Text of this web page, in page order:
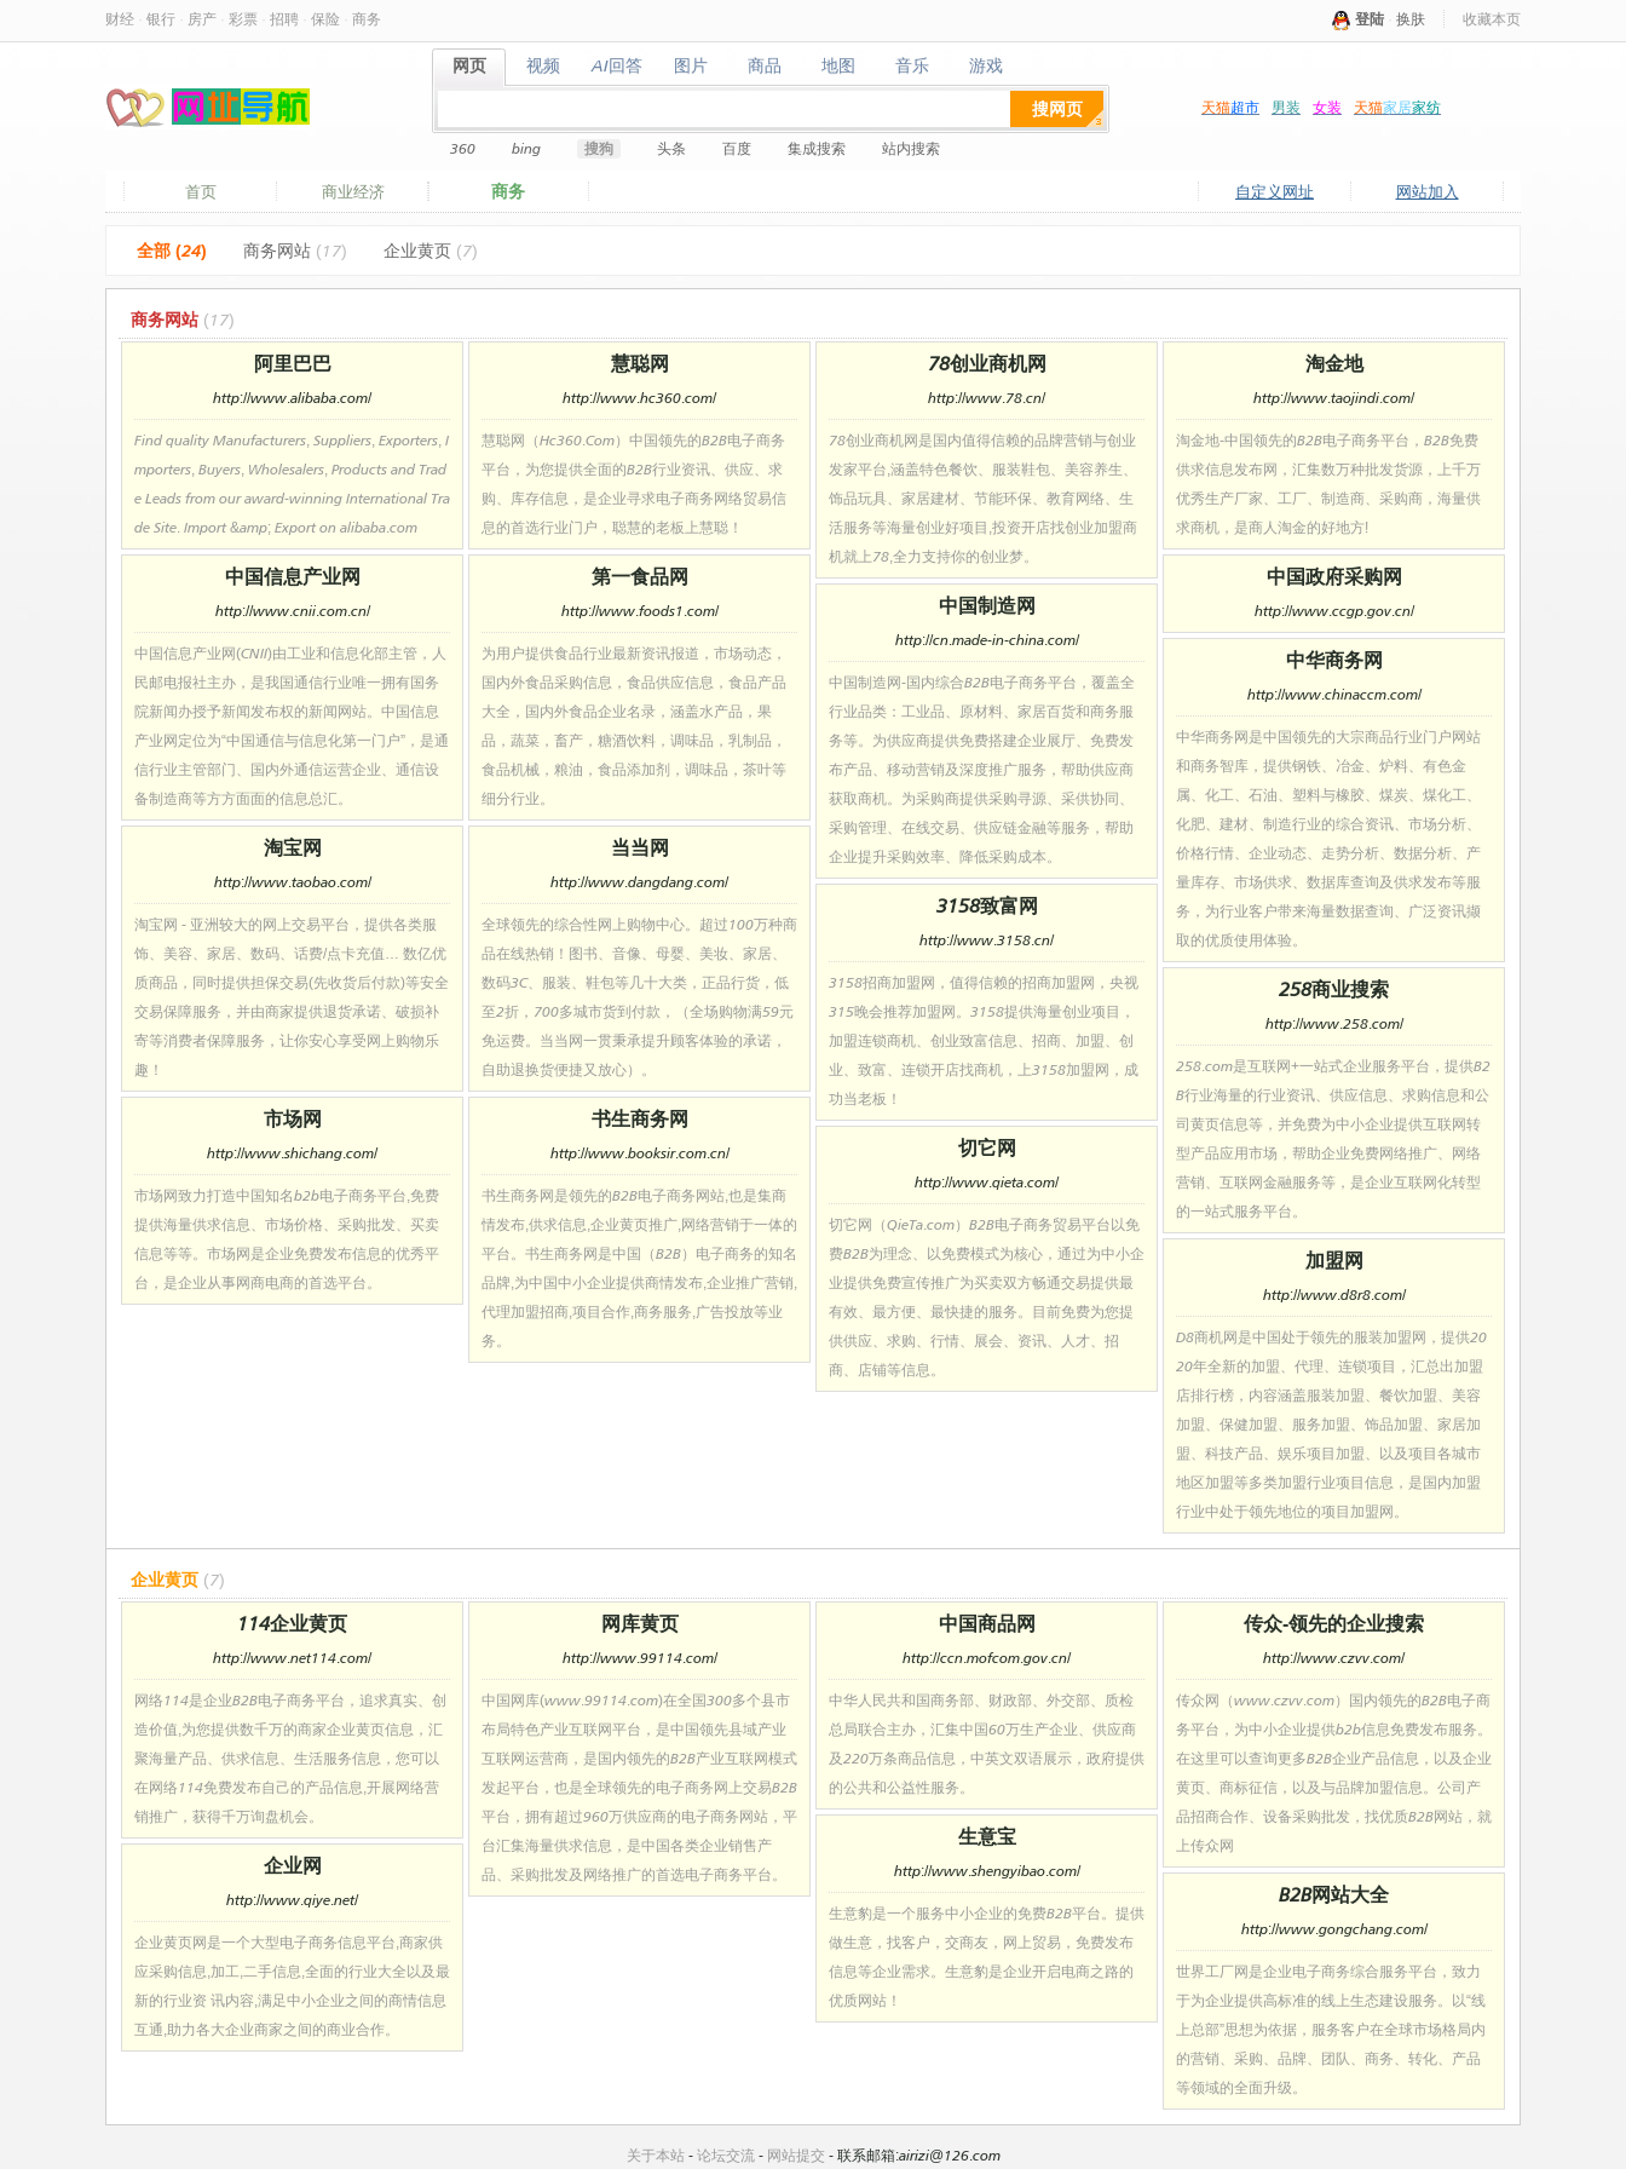
财经 银行 房产 彩票 招聘 保险 商务 登陆 换肤 收藏本页
网页
网页 视频
视频 AI回答
AI回答 图片
图片 商品
商品 地图
地图 音乐
音乐 游戏
游戏
搜网页
360 bing 搜狗 头条 百度 集成搜索 站内搜索
天猫超市 男装 女装 天猫家居家纺
网站加入
自定义网址
首页 商业经济 商务
全部 (24) 商务网站 (17) 企业黄页 (7)
商务网站 (17)
阿里巴巴
http://www.alibaba.com/
Find quality Manufacturers, Suppliers, Exporters, I
mporters, Buyers, Wholesalers, Products and Trad
e Leads from our award-winning International Tra
de Site. Import &amp; Export on alibaba.com
慧聪网
http://www.hc360.com/
慧聪网（Hc360.Com）中国领先的B2B电子商务
平台，为您提供全面的B2B行业资讯、供应、求
购、库存信息，是企业寻求电子商务网络贸易信
息的首选行业门户，聪慧的老板上慧聪！
78创业商机网
http://www.78.cn/
78创业商机网是国内值得信赖的品牌营销与创业
发家平台,涵盖特色餐饮、服装鞋包、美容养生、
饰品玩具、家居建材、节能环保、教育网络、生
活服务等海量创业好项目,投资开店找创业加盟商
机就上78,全力支持你的创业梦。
淘金地
http://www.taojindi.com/
淘金地-中国领先的B2B电子商务平台，B2B免费
供求信息发布网，汇集数万种批发货源，上千万
优秀生产厂家、工厂、制造商、采购商，海量供
求商机，是商人淘金的好地方!
中国信息产业网
http://www.cnii.com.cn/
中国信息产业网(CNII)由工业和信息化部主管，人
民邮电报社主办，是我国通信行业唯一拥有国务
院新闻办授予新闻发布权的新闻网站。中国信息
产业网定位为“中国通信与信息化第一门户”，是通
信行业主管部门、国内外通信运营企业、通信设
备制造商等方方面面的信息总汇。
第一食品网
http://www.foods1.com/
为用户提供食品行业最新资讯报道，市场动态，
国内外食品采购信息，食品供应信息，食品产品
大全，国内外食品企业名录，涵盖水产品，果
品，蔬菜，畜产，糖酒饮料，调味品，乳制品，
食品机械，粮油，食品添加剂，调味品，茶叶等
细分行业。
中国政府采购网
http://www.ccgp.gov.cn/
中国制造网
http://cn.made-in-china.com/
中国制造网-国内综合B2B电子商务平台，覆盖全
行业品类：工业品、原材料、家居百货和商务服
务等。为供应商提供免费搭建企业展厅、免费发
布产品、移动营销及深度推广服务，帮助供应商
获取商机。为采购商提供采购寻源、采供协同、
采购管理、在线交易、供应链金融等服务，帮助
企业提升采购效率、降低采购成本。
中华商务网
http://www.chinaccm.com/
中华商务网是中国领先的大宗商品行业门户网站
和商务智库，提供钢铁、冶金、炉料、有色金
属、化工、石油、塑料与橡胶、煤炭、煤化工、
化肥、建材、制造行业的综合资讯、市场分析、
价格行情、企业动态、走势分析、数据分析、产
量库存、市场供求、数据库查询及供求发布等服
务，为行业客户带来海量数据查询、广泛资讯撷
取的优质使用体验。
淘宝网
http://www.taobao.com/
淘宝网 - 亚洲较大的网上交易平台，提供各类服
饰、美容、家居、数码、话费/点卡充值… 数亿优
质商品，同时提供担保交易(先收货后付款)等安全
交易保障服务，并由商家提供退货承诺、破损补
寄等消费者保障服务，让你安心享受网上购物乐
趣！
当当网
http://www.dangdang.com/
全球领先的综合性网上购物中心。超过100万种商
品在线热销！图书、音像、母婴、美妆、家居、
数码3C、服装、鞋包等几十大类，正品行货，低
至2折，700多城市货到付款，（全场购物满59元
免运费。当当网一贯秉承提升顾客体验的承诺，
自助退换货便捷又放心）。
3158致富网
http://www.3158.cn/
3158招商加盟网，值得信赖的招商加盟网，央视
315晚会推荐加盟网。3158提供海量创业项目，
加盟连锁商机、创业致富信息、招商、加盟、创
业、致富、连锁开店找商机，上3158加盟网，成
功当老板！
258商业搜索
http://www.258.com/
258.com是互联网+一站式企业服务平台，提供B2
B行业海量的行业资讯、供应信息、求购信息和公
司黄页信息等，并免费为中小企业提供互联网转
型产品应用市场，帮助企业免费网络推广、网络
营销、互联网金融服务等，是企业互联网化转型
的一站式服务平台。
市场网
http://www.shichang.com/
市场网致力打造中国知名b2b电子商务平台,免费
提供海量供求信息、市场价格、采购批发、买卖
信息等等。市场网是企业免费发布信息的优秀平
台，是企业从事网商电商的首选平台。
书生商务网
http://www.booksir.com.cn/
书生商务网是领先的B2B电子商务网站,也是集商
情发布,供求信息,企业黄页推广,网络营销于一体的
平台。书生商务网是中国（B2B）电子商务的知名
品牌,为中国中小企业提供商情发布,企业推广营销,
代理加盟招商,项目合作,商务服务,广告投放等业
务。
切它网
http://www.qieta.com/
切它网（QieTa.com）B2B电子商务贸易平台以免
费B2B为理念、以免费模式为核心，通过为中小企
业提供免费宣传推广为买卖双方畅通交易提供最
有效、最方便、最快捷的服务。目前免费为您提
供供应、求购、行情、展会、资讯、人才、招
商、店铺等信息。
加盟网
http://www.d8r8.com/
D8商机网是中国处于领先的服装加盟网，提供20
20年全新的加盟、代理、连锁项目，汇总出加盟
店排行榜，内容涵盖服装加盟、餐饮加盟、美容
加盟、保健加盟、服务加盟、饰品加盟、家居加
盟、科技产品、娱乐项目加盟、以及项目各城市
地区加盟等多类加盟行业项目信息，是国内加盟
行业中处于领先地位的项目加盟网。
企业黄页 (7)
114企业黄页
http://www.net114.com/
网络114是企业B2B电子商务平台，追求真实、创
造价值,为您提供数千万的商家企业黄页信息，汇
聚海量产品、供求信息、生活服务信息，您可以
在网络114免费发布自己的产品信息,开展网络营
销推广，获得千万询盘机会。
网库黄页
http://www.99114.com/
中国网库(www.99114.com)在全国300多个县市
布局特色产业互联网平台，是中国领先县域产业
互联网运营商，是国内领先的B2B产业互联网模式
发起平台，也是全球领先的电子商务网上交易B2B
平台，拥有超过960万供应商的电子商务网站，平
台汇集海量供求信息，是中国各类企业销售产
品、采购批发及网络推广的首选电子商务平台。
中国商品网
http://ccn.mofcom.gov.cn/
中华人民共和国商务部、财政部、外交部、质检
总局联合主办，汇集中国60万生产企业、供应商
及220万条商品信息，中英文双语展示，政府提供
的公共和公益性服务。
传众-领先的企业搜索
http://www.czvv.com/
传众网（www.czvv.com）国内领先的B2B电子商
务平台，为中小企业提供b2b信息免费发布服务。
在这里可以查询更多B2B企业产品信息，以及企业
黄页、商标征信，以及与品牌加盟信息。公司产
品招商合作、设备采购批发，找优质B2B网站，就
上传众网
生意宝
http://www.shengyibao.com/
生意豹是一个服务中小企业的免费B2B平台。提供
做生意，找客户，交商友，网上贸易，免费发布
信息等企业需求。生意豹是企业开启电商之路的
优质网站！
企业网
http://www.qiye.net/
企业黄页网是一个大型电子商务信息平台,商家供
应采购信息,加工,二手信息,全面的行业大全以及最
新的行业资 讯内容,满足中小企业之间的商情信息
互通,助力各大企业商家之间的商业合作。
B2B网站大全
http://www.gongchang.com/
世界工厂网是企业电子商务综合服务平台，致力
于为企业提供高标准的线上生态建设服务。以“线
上总部”思想为依据，服务客户在全球市场格局内
的营销、采购、品牌、团队、商务、转化、产品
等领域的全面升级。
关于本站- 论坛交流- 网站提交 - 联系邮箱:airizi@126.com